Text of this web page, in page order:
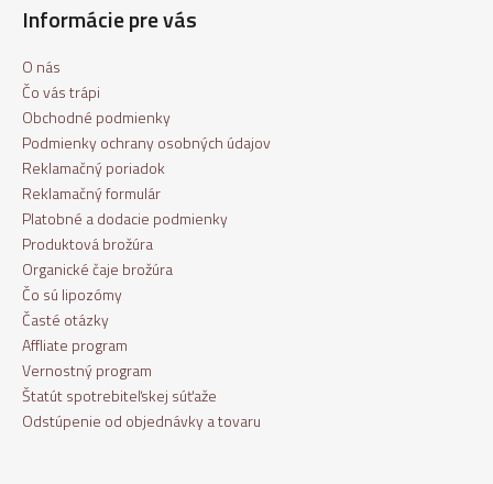
Informácie pre vás
O nás
Čo vás trápi
Obchodné podmienky
Podmienky ochrany osobných údajov
Reklamačný poriadok
Reklamačný formulár
Platobné a dodacie podmienky
Produktová brožúra
Organické čaje brožúra
Čo sú lipozómy
Časté otázky
Affliate program
Vernostný program
Štatút spotrebiteľskej súťaže
Odstúpenie od objednávky a tovaru